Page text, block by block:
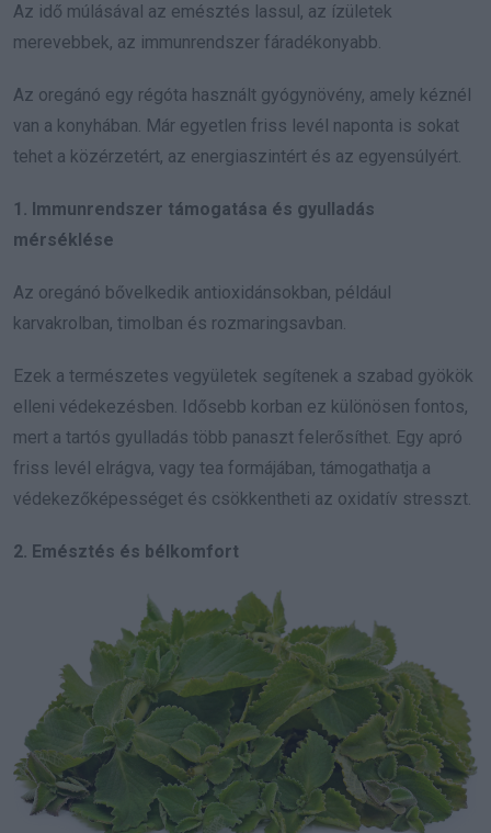
Az idő múlásával az emésztés lassul, az ízületek
merevebbek, az immunrendszer fáradékonyabb.
Az oregánó egy régóta használt gyógynövény, amely kéznél
van a konyhában. Már egyetlen friss levél naponta is sokat
tehet a közérzetért, az energiaszintért és az egyensúlyért.
1. Immunrendszer támogatása és gyulladás
mérséklése
Az oregánó bővelkedik antioxidánsokban, például
karvakrolban, timolban és rozmaringsavban.
Ezek a természetes vegyületek segítenek a szabad gyökök
elleni védekezésben. Idősebb korban ez különösen fontos,
mert a tartós gyulladás több panaszt felerősíthet. Egy apró
friss levél elrágva, vagy tea formájában, támogathatja a
védekezőképességet és csökkentheti az oxidatív stresszt.
2. Emésztés és bélkomfort